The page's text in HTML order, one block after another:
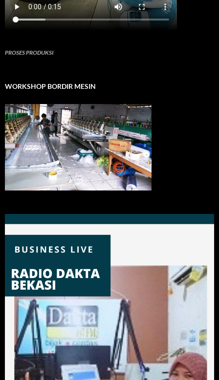
PROSES PRODUKSI
WORKSHOP BORDIR MESIN